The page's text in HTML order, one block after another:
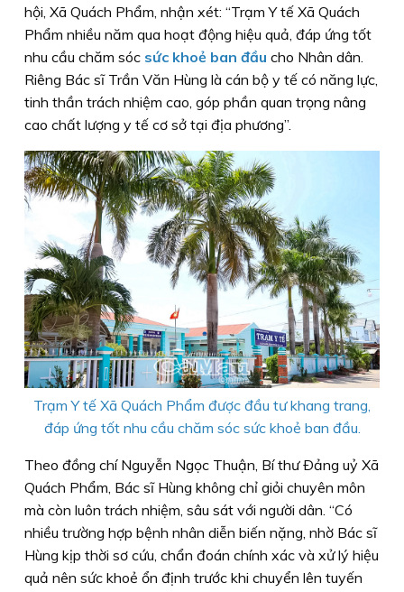
hội, Xã Quách Phẩm, nhận xét: “Trạm Y tế Xã Quách
Phẩm nhiều năm qua hoạt động hiệu quả, đáp ứng tốt
nhu cầu chăm sóc sức khoẻ ban đầu cho Nhân dân.
Riêng Bác sĩ Trần Văn Hùng là cán bộ y tế có năng lực,
tinh thần trách nhiệm cao, góp phần quan trọng nâng
cao chất lượng y tế cơ sở tại địa phương”.
Trạm Y tế Xã Quách Phẩm được đầu tư khang trang,
đáp ứng tốt nhu cầu chăm sóc sức khoẻ ban đầu.
Theo đồng chí Nguyễn Ngọc Thuận, Bí thư Ðảng uỷ Xã
Quách Phẩm, Bác sĩ Hùng không chỉ giỏi chuyên môn
mà còn luôn trách nhiệm, sâu sát với người dân. “Có
nhiều trường hợp bệnh nhân diễn biến nặng, nhờ Bác sĩ
Hùng kịp thời sơ cứu, chẩn đoán chính xác và xử lý hiệu
quả nên sức khoẻ ổn định trước khi chuyển lên tuyến